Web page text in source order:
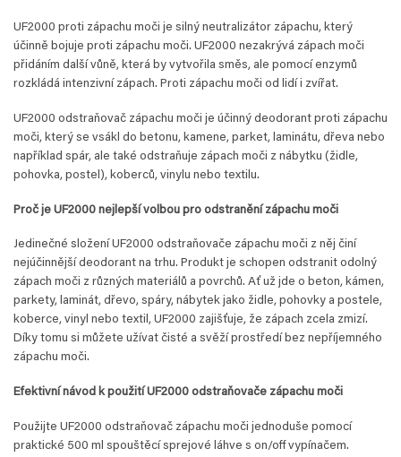
UF2000 proti zápachu moči je silný neutralizátor zápachu, který
účinně bojuje proti zápachu moči. UF2000 nezakrývá zápach moči
přidáním další vůně, která by vytvořila směs, ale pomocí enzymů
rozkládá intenzivní zápach. Proti zápachu moči od lidí i zvířat.
UF2000 odstraňovač zápachu moči je účinný deodorant proti zápachu
moči, který se vsákl do betonu, kamene, parket, laminátu, dřeva nebo
například spár, ale také odstraňuje zápach moči z nábytku (židle,
pohovka, postel), koberců, vinylu nebo textilu.
Proč je UF2000 nejlepší volbou pro odstranění zápachu moči
Jedinečné složení UF2000 odstraňovače zápachu moči z něj činí
nejúčinnější deodorant na trhu. Produkt je schopen odstranit odolný
zápach moči z různých materiálů a povrchů. Ať už jde o beton, kámen,
parkety, laminát, dřevo, spáry, nábytek jako židle, pohovky a postele,
koberce, vinyl nebo textil, UF2000 zajišťuje, že zápach zcela zmizí.
Díky tomu si můžete užívat čisté a svěží prostředí bez nepříjemného
zápachu moči.
Efektivní návod k použití UF2000 odstraňovače zápachu moči
Použijte UF2000 odstraňovač zápachu moči jednoduše pomocí
praktické 500 ml spouštěcí sprejové láhve s on/off vypínačem.